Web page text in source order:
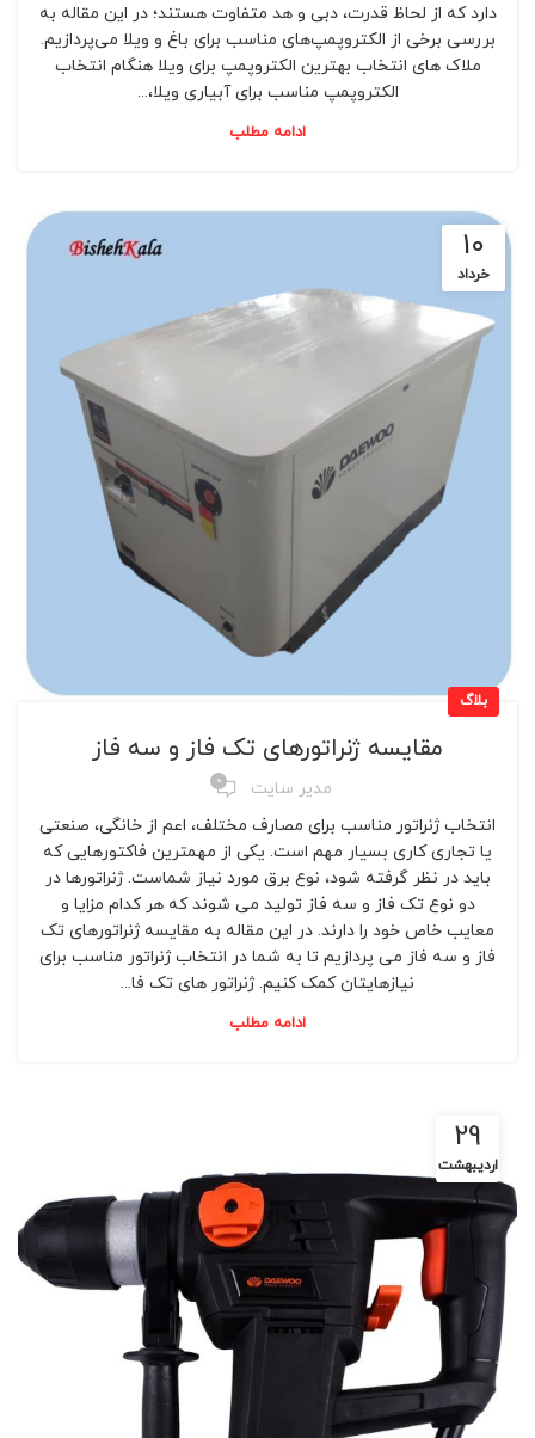
دارد که از لحاظ قدرت، دبی و هد متفاوت هستند؛ در این مقاله به
بررسی برخی از الکتروپمپ‌های مناسب برای باغ و ویلا می‌پردازیم.
ملاک های انتخاب بهترین الکتروپمپ برای ویلا هنگام انتخاب
الکتروپمپ مناسب برای آبیاری ویلا،...
ادامه مطلب
10
خرداد
بلاگ
مقایسه ژنراتورهای تک فاز و سه فاز
مدیر سایت 0
انتخاب ژنراتور مناسب برای مصارف مختلف، اعم از خانگی، صنعتی
یا تجاری کاری بسیار مهم است. یکی از مهمترین فاکتورهایی که
باید در نظر گرفته شود، نوع برق مورد نیاز شماست. ژنراتورها در
دو نوع تک فاز و سه فاز تولید می شوند که هر کدام مزایا و
معایب خاص خود را دارند. در این مقاله به مقایسه ژنراتورهای تک
فاز و سه فاز می پردازیم تا به شما در انتخاب ژنراتور مناسب برای
نیازهایتان کمک کنیم. ژنراتور های تک فا...
ادامه مطلب
29
اردیبهشت